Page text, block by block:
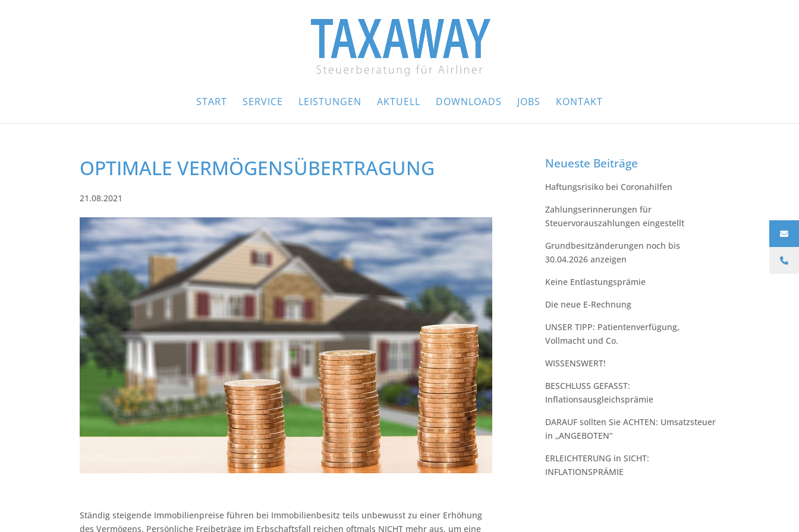
START SERVICE LEISTUNGEN AKTUELL DOWNLOADS JOBS KONTAKT
OPTIMALE VERMÖGENSÜBERTRAGUNG
21.08.2021
Ständig steigende Immobilienpreise führen bei Immobilienbesitz teils unbewusst zu einer Erhöhung
des Vermögens. Persönliche Freibeträge im Erbschaftsfall reichen oftmals NICHT mehr aus, um eine
Neueste Beiträge
Haftungsrisiko bei Coronahilfen
Zahlungserinnerungen für
Steuervorauszahlungen eingestellt
Grundbesitzänderungen noch bis
30.04.2026 anzeigen
Keine Entlastungsprämie
Die neue E-Rechnung
UNSER TIPP:⁠ Patientenverfügung,
Vollmacht und Co.⁠
WISSENSWERT!
BESCHLUSS GEFASST:
Inflationsausgleichsprämie
DARAUF sollten Sie ACHTEN: Umsatzsteuer
in „ANGEBOTEN“
ERLEICHTERUNG in SICHT:
INFLATIONSPRÄMIE